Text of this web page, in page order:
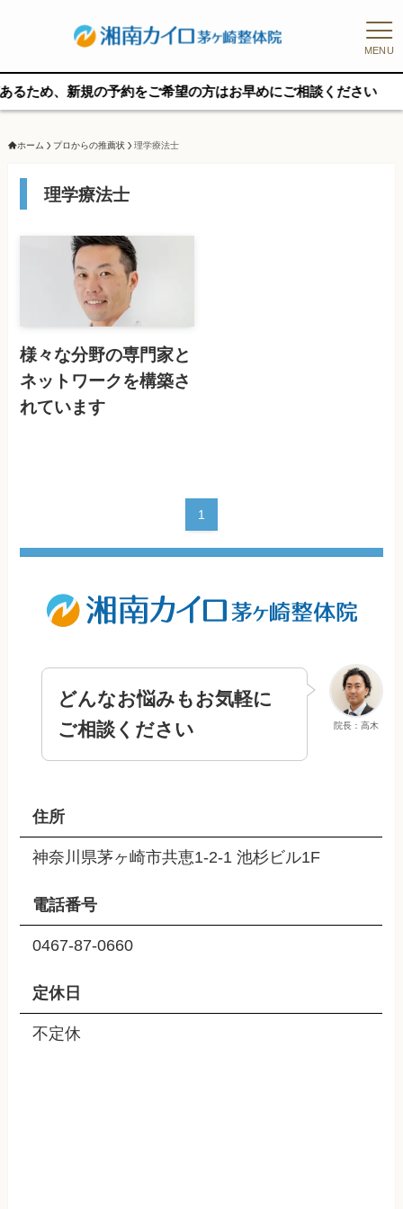
MENU
、新規の予約をご希望の方はお早めにご相談ください
ホーム プロからの推薦状 理学療法士
理学療法士
様々な分野の専門家と
ネットワークを構築さ
れています
1
院長：高木
どんなお悩みもお気軽に
ご相談ください
住所
神奈川県茅ヶ崎市共恵1-2-1 池杉ビル1F
電話番号
0467-87-0660
定休日
不定休